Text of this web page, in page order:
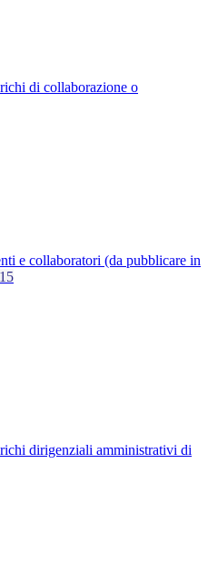
di collaborazione o
e collaboratori (da pubblicare in
15
dirigenziali amministrativi di